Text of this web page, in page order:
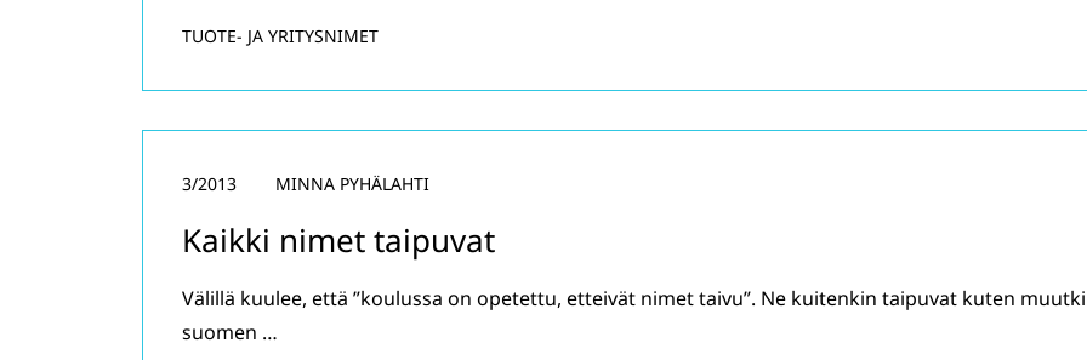
TUOTE- JA YRITYSNIMET
Kaikki nimet taipuvat
3/2013 MINNA PYHÄLAHTI
Välillä kuulee, että ”koulussa on opetettu, etteivät nimet taivu”. Ne kuitenkin taipuvat kuten
suomen …